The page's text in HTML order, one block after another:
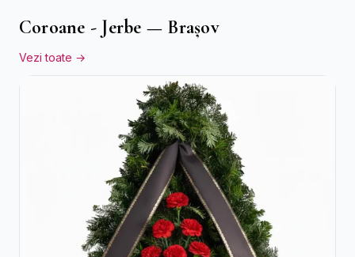
Coroane - Jerbe — Brașov
Vezi toate →